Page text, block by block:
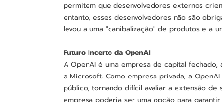
permitem que desenvolvedores externos
entanto, esses desenvolvedores não são
levou a uma "canibalização" de produtos e a
Futuro Incerto da OpenAI
A OpenAI é uma empresa de capital
a Microsoft. Como empresa privada, a
público, tornando difícil avaliar a extensão
empresa poderia ser uma opção para